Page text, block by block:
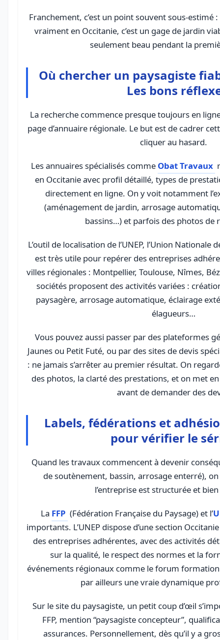
Franchement, c’est un point souvent sous-estimé
vraiment en Occitanie, c’est un gage de jardin
seulement beau pendant la
Où chercher un paysagiste
Les bons
La recherche commence presque toujours en
page d’annuaire régionale. Le but est de cadrer
cliquer au hasard.
Les annuaires spécialisés comme Obat Travaux
en Occitanie avec profil détaillé, types de
directement en ligne. On y voit notamment
(aménagement de jardin, arrosage
bassins…) et parfois des photos de
L’outil de localisation de l’UNEP, l’Union Nationale
est très utile pour repérer des entreprises
villes régionales : Montpellier, Toulouse, Nîmes,
sociétés proposent des activités variées :
paysagère, arrosage automatique, éclairage
élagueurs…
Vous pouvez aussi passer par des plateformes
Jaunes ou Petit Futé, ou par des sites de devis
: ne jamais s’arrêter au premier résultat. On
des photos, la clarté des prestations, et on met
avant de demander des
Labels, fédérations et
pour vérifier le
Quand les travaux commencent à devenir
de soutènement, bassin, arrosage enterré),
l’entreprise est structurée et
La FFP (Fédération Française du Paysage) et l’
importants. L’UNEP dispose d’une section
des entreprises adhérentes, avec des activités
sur la qualité, le respect des normes et la
événements régionaux comme le forum
par ailleurs une vraie dynamique
Sur le site du paysagiste, un petit coup d’œil
FFP, mention “paysagiste concepteur”,
assurances. Personnellement, dès qu’il y a